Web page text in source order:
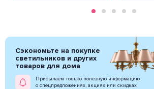
Сэкономьте на покупке
светильников и других
товаров для дома
Присылаем только полезную информацию
о спецпредложениях, акциях или скидках